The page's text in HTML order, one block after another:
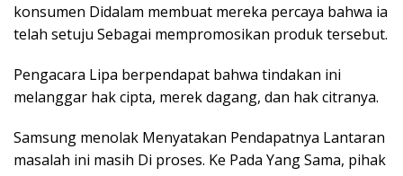
konsumen Didalam membuat mereka percaya bahwa ia
telah setuju Sebagai mempromosikan produk tersebut.
Pengacara Lipa berpendapat bahwa tindakan ini
melanggar hak cipta, merek dagang, dan hak citranya.
Samsung menolak Menyatakan Pendapatnya Lantaran
masalah ini masih Di proses. Ke Pada Yang Sama, pihak